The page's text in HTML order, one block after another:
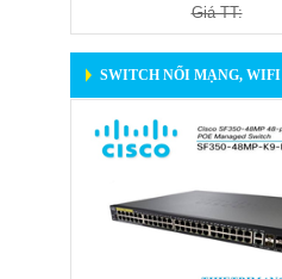
Giá TT:
SWITCH NỐI MẠNG, WIFI